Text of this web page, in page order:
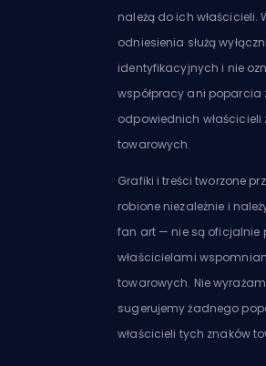
należą do ich właścicieli.
odniesienia służą
identyfikacyjnych i nie
współpracy ani poparcia
odpowiednich właścicieli
towarowych.
Grafiki i treści tworzone
robione niezależnie i
fan art — nie są oficjalnie
właścicielami
towarowych. Nie
sugerujemy żadnego
właścicieli tych znaków